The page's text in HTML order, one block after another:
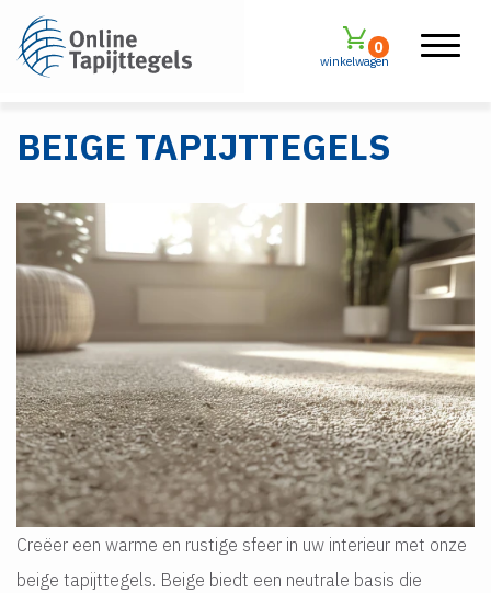
winkelwagen
0
BEIGE TAPIJTTEGELS
Creëer een warme en rustige sfeer in uw interieur met onze
beige tapijttegels. Beige biedt een neutrale basis die